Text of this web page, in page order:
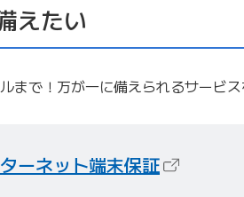
えたい
まで！万が一に備えられるサービス
ーネット端末保証（新しい